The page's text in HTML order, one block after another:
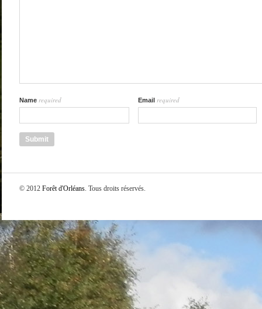
Name required Email required
© 2012 Forêt d'Orléans. Tous droits réservés.